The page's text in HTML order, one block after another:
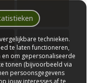
technieken.
te laten functioneren,
en om gepersonaliseerde
tonen (bijvoorbeeld via
persoonsgegevens
jouw interesses af te